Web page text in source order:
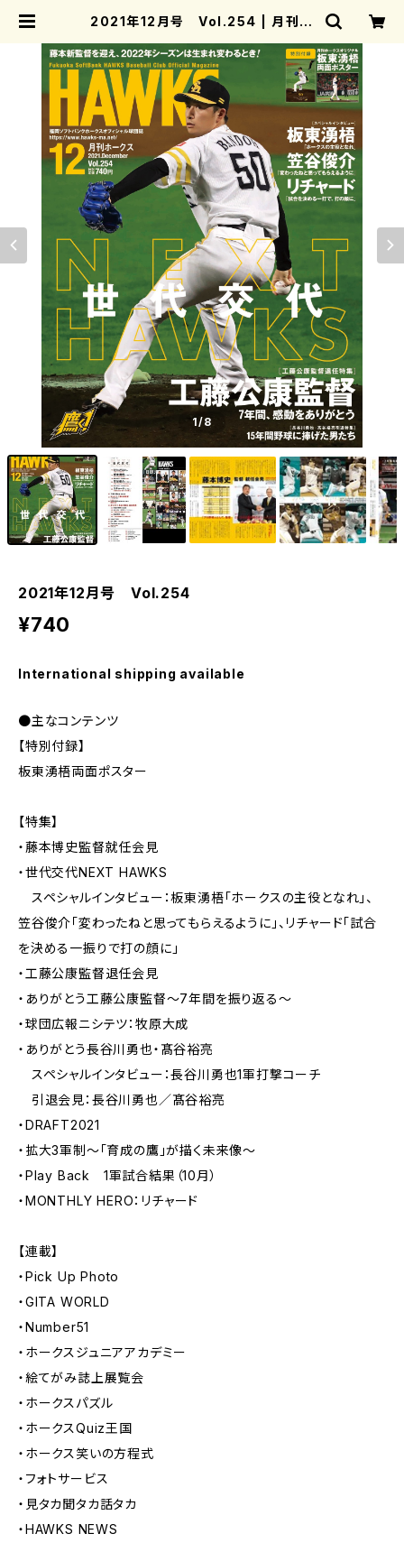
2021年12月号 Vol.254 | 月刊ホ
1/8
2021年12月号 Vol.254
¥740
International shipping available
●主なコンテンツ
【特別付録】
板東湧梧両面ポスター
【特集】
・藤本博史監督就任会見
・世代交代NEXT HAWKS
スペシャルインタビュー：板東湧梧「ホークスの主役となれ」、
笠谷俊介「変わったねと思ってもらえるように」、リチャード「試合
を決める一振りで打の顔に」
・工藤公康監督退任会見
・ありがとう工藤公康監督～7年間を振り返る～
・球団広報ニシテツ：牧原大成
・ありがとう長谷川勇也・髙谷裕亮
スペシャルインタビュー：長谷川勇也1軍打撃コーチ
引退会見：長谷川勇也／髙谷裕亮
・DRAFT2021
・拡大3軍制～「育成の鷹」が描く未来像～
・Play Back 1軍試合結果（10月）
・MONTHLY HERO：リチャード
【連載】
・Pick Up Photo
・GITA WORLD
・Number51
・ホークスジュニアアカデミー
・絵てがみ誌上展覧会
・ホークスパズル
・ホークスQuiz王国
・ホークス笑いの方程式
・フォトサービス
・見タカ聞タカ話タカ
・HAWKS NEWS